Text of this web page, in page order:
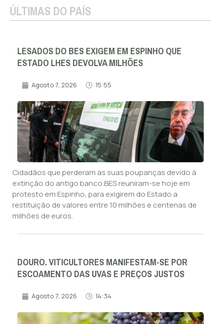
ÚLTIMAS DO PAÍS
LESADOS DO BES EXIGEM EM ESPINHO QUE
ESTADO LHES DEVOLVA MILHÕES
Agosto 7, 2026 15:55
Cidadãos que perderam as suas poupanças devido à
extinção do antigo banco BES reuniram-se hoje em
protesto em Espinho, para exigirem do Estado a
restituição de valores entre 10 milhões e centenas de
milhões de euros.
DOURO. VITICULTORES MANIFESTAM-SE POR
ESCOAMENTO DAS UVAS E PREÇOS JUSTOS
Agosto 7, 2026 14:34